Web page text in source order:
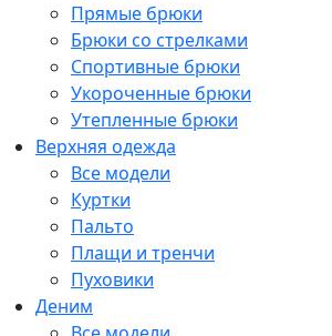
Прямые брюки
Брюки со стрелками
Спортивные брюки
Укороченные брюки
Утепленные брюки
Верхняя одежда
Все модели
Куртки
Пальто
Плащи и тренчи
Пуховики
Деним